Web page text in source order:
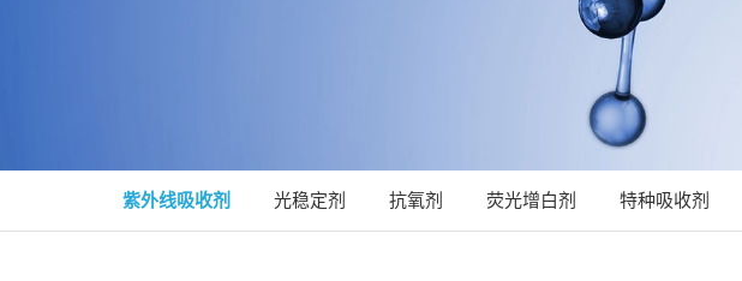
紫外线吸收剂 光稳定剂 抗氧剂 荧光增白剂 特种吸收剂